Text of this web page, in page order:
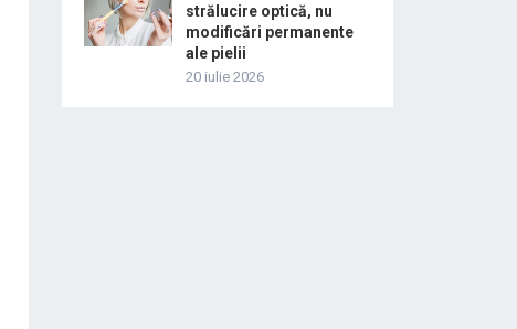
strălucire optică, nu
modificări permanente
ale pielii
20 iulie 2026